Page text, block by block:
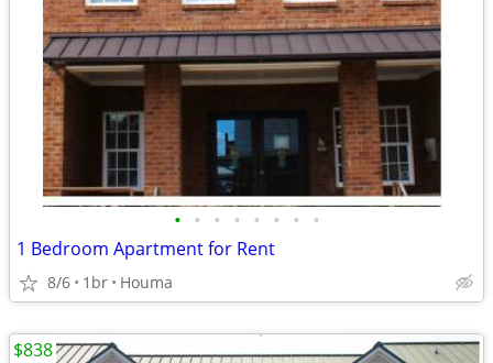
• • • • • • • •
1 Bedroom Apartment for Rent
8/6 1br Houma
$838